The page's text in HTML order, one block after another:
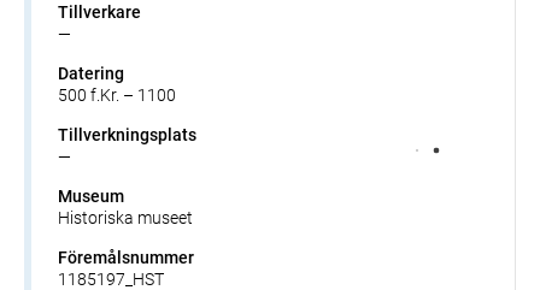
Tillverkare
—
Datering
500 f.Kr. – 1100
Tillverkningsplats
—
Museum
Historiska museet
Föremålsnummer
1185197_HST